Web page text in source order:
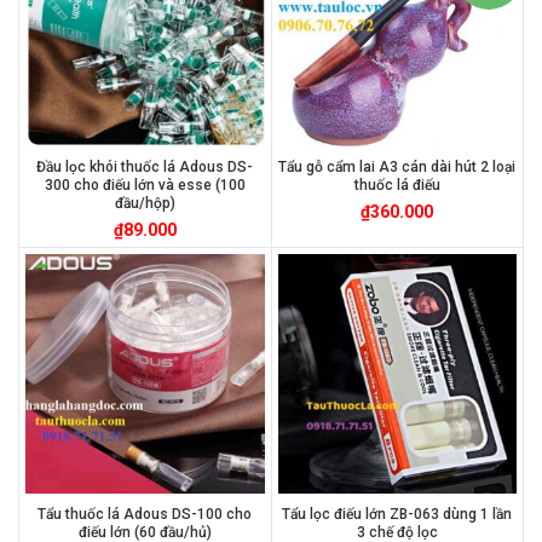
Đầu lọc khói thuốc lá Adous DS-
300 cho điếu lớn và esse (100
đầu/hộp)
₫89.000
Tẩu gỗ cẩm lai A3 cán dài hút 2 loại
thuốc lá điếu
₫360.000
Tẩu thuốc lá Adous DS-100 cho
điếu lớn (60 đầu/hủ)
Tẩu lọc điếu lớn ZB-063 dùng 1 lần
3 chế độ lọc